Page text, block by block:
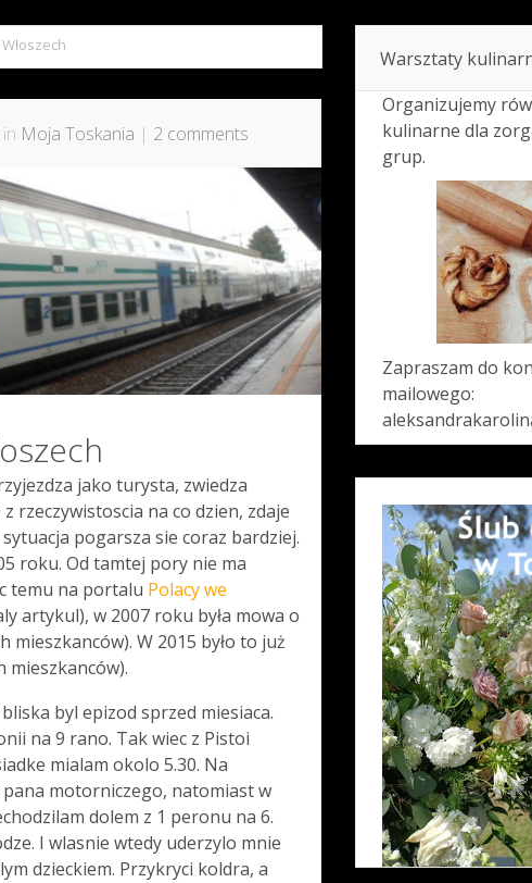
Moja Toskania | 2 comments
jako turysta, zwiedza
rzeczywistoscia na co dzien, zdaje
pogarsza sie coraz bardziej.
roku. Od tamtej pory nie ma
temu na portalu Polacy we
artykul), w 2007 roku była mowa o
mieszkanców). W 2015 było to już
mieszkanców).
byl epizod sprzed miesiaca.
na 9 rano. Tak wiec z Pistoi
mialam okolo 5.30. Na
motorniczego, natomiast w
dolem z 1 peronu na 6.
I wlasnie wtedy uderzylo mnie
dzieckiem. Przykryci koldra, a
Warsztaty
Organizujemy
kulinarne dla
grup.
Zapraszam do
mailowego: